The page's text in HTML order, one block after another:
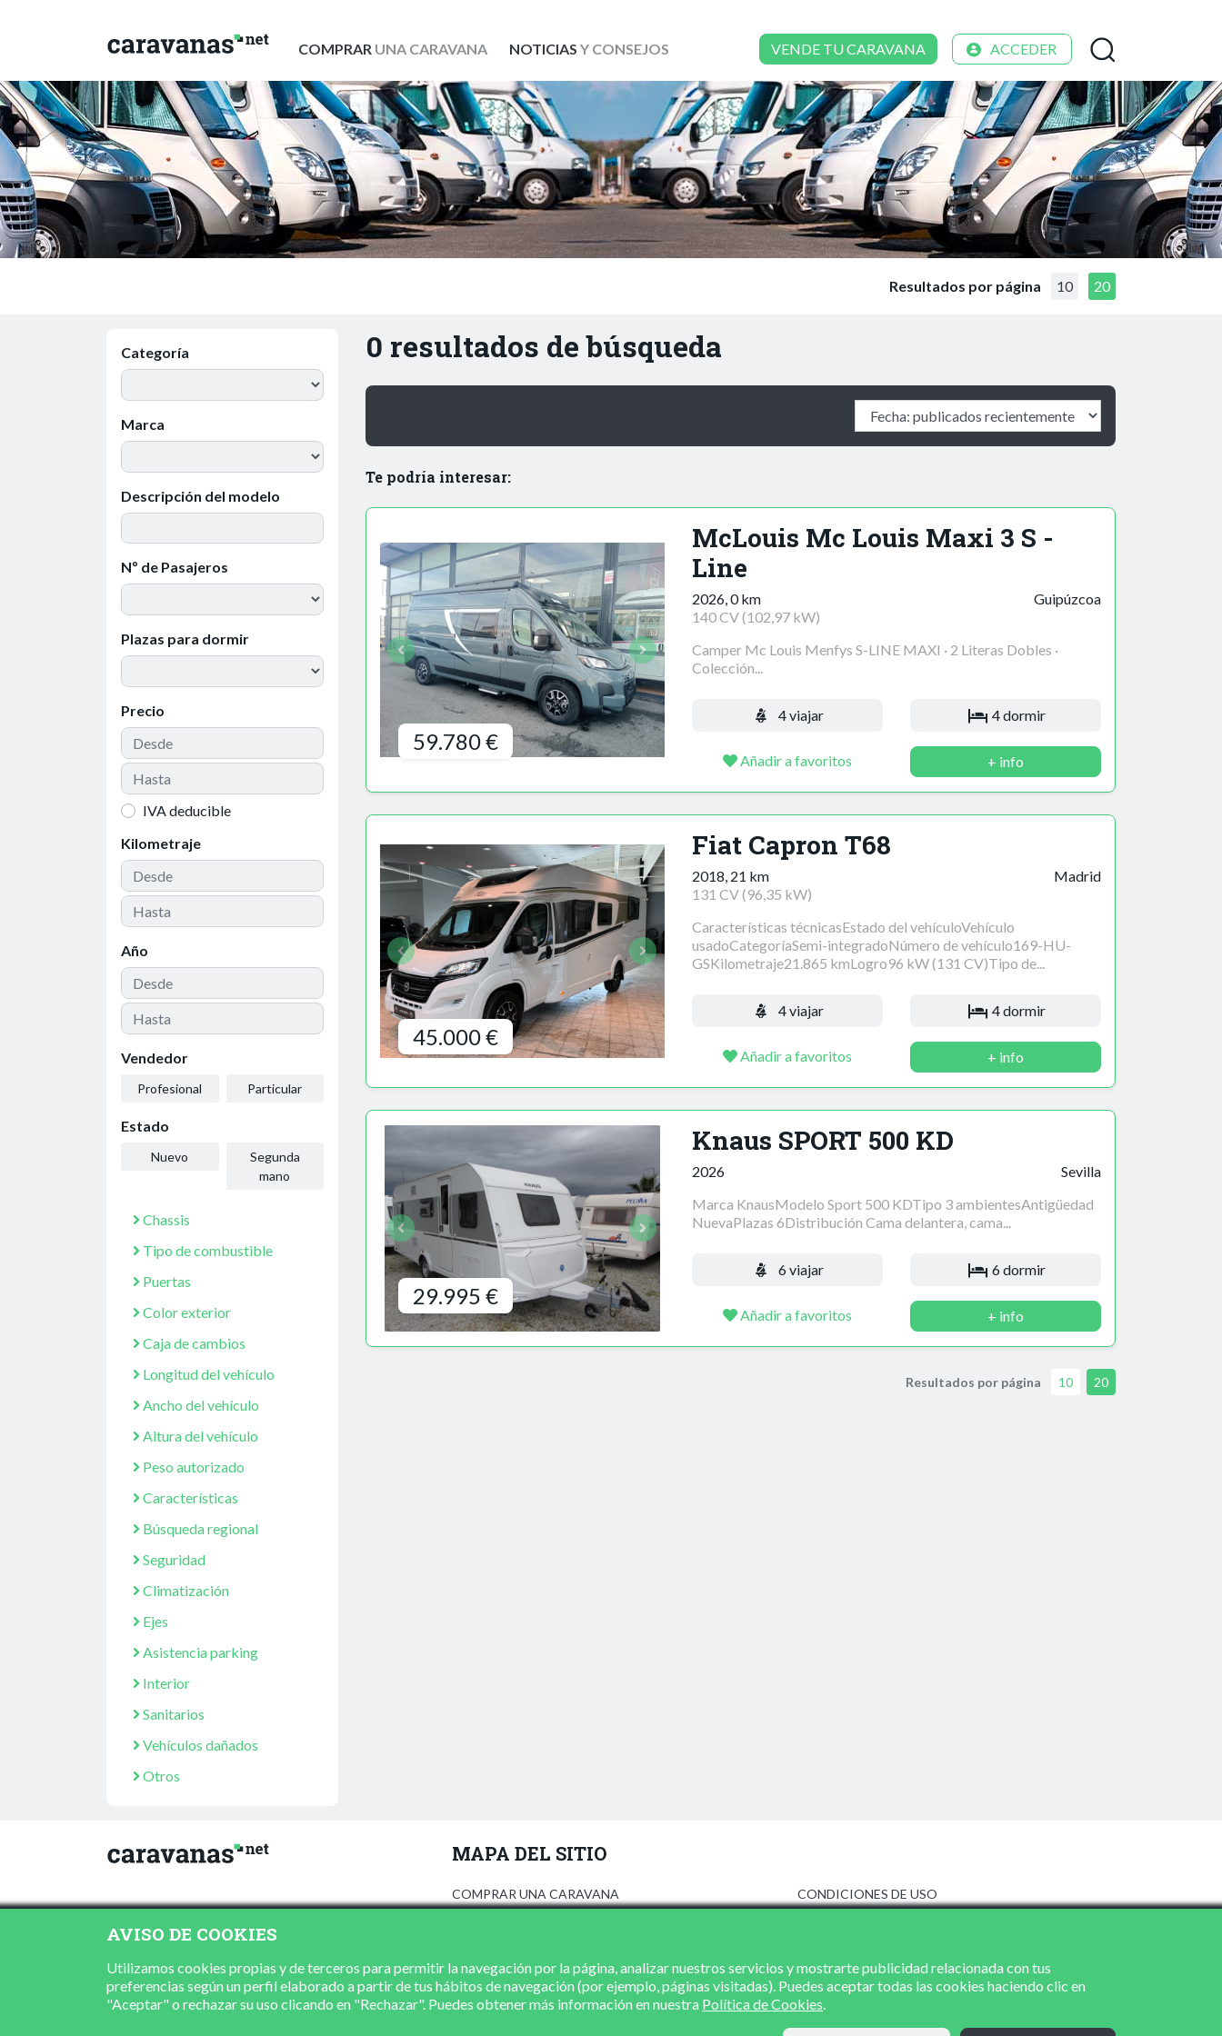
COMPRARUNA CARAVANA NOTICIAS Y CONSEJOS VENDE TU CARAVANA ACCEDER
Resultados por página 10 20
Categoría
Marca
Descripción del modelo
Nº de Pasajeros
Plazas para dormir
Precio
IVA deducible
Kilometraje
Año
Vendedor
Profesional Particular
Estado
Nuevo
Segunda
mano
Chassis
Tipo de combustible
Puertas
Color exterior
Caja de cambios
Longitud del vehículo
Ancho del vehículo
Altura del vehículo
Peso autorizado
Características
Búsqueda regional
Seguridad
Climatización
Ejes
Asistencia parking
Interior
Sanitarios
Vehículos dañados
Otros
0 resultados de búsqueda
Te podría interesar:
59.780 €
McLouis Mc Louis Maxi 3 S -
Line
2026, 0 km
140 CV (102,97 kW)
Guipúzcoa
Camper Mc Louis Menfys S-LINE MAXI · 2 Literas Dobles ·
Colección...
4 viajar 4 dormir
Añadir a favoritos + info
45.000 €
Fiat Capron T68
2018, 21 km
131 CV (96,35 kW)
Madrid
Características técnicasEstado del vehículoVehículo
usadoCategoríaSemi-integradoNúmero de vehículo169-HU-
GSKilometraje21.865 kmLogro96 kW (131 CV)Tipo de...
4 viajar 4 dormir
Añadir a favoritos + info
29.995 €
Knaus SPORT 500 KD
2026
Sevilla
Marca KnausModelo Sport 500 KDTipo 3 ambientesAntigüedad
NuevaPlazas 6Distribución Cama delantera, cama...
6 viajar 6 dormir
Añadir a favoritos + info
Resultados por página 10 20
MAPA DEL SITIO
COMPRAR UNA CARAVANA
CONCESIONARIOS
CONTACTO
CONDICIONES DE USO
POLÍTICA DE COOKIES
AVISO DE COOKIES
Utilizamos cookies propias y de terceros para permitir la navegación por la página, analizar nuestros servicios y mostrarte publicidad relacionada con tus
preferencias según un perfil elaborado a partir de tus hábitos de navegación (por ejemplo, páginas visitadas). Puedes aceptar todas las cookies haciendo clic en
"Aceptar" o rechazar su uso clicando en "Rechazar". Puedes obtener más información en nuestra Política de Cookies.